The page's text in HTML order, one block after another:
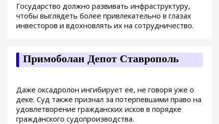
Государство должно развивать инфраструктуру,
чтобы выглядеть более привлекательно в глазах
инвесторов и вдохновлять их на сотрудничество.
Примоболан Депот Ставрополь
Даже оксадролон ингибирует ее, не говоря уже о
деке. Суд также признал за потерпевшими право на
удовлетворение гражданских исков в порядке
гражданского судопроизводства.